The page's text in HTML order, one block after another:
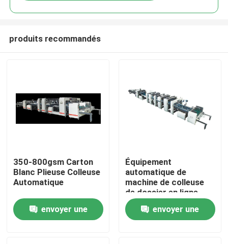
À la maison
Produits
À propos de nous
produits recommandés
350-800gsm Carton
Blanc Plieuse Colleuse
Automatique
envoyer une
Équipement
automatique de
machine de colleuse
de dossier en ligne
avec le scanner
envoyer une